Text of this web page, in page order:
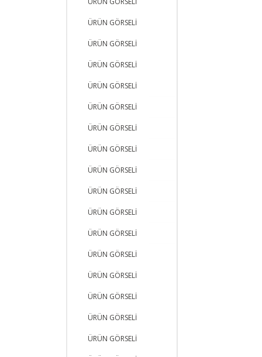
ÜRÜN GÖRSELİ
ÜRÜN GÖRSELİ
ÜRÜN GÖRSELİ
ÜRÜN GÖRSELİ
ÜRÜN GÖRSELİ
ÜRÜN GÖRSELİ
ÜRÜN GÖRSELİ
ÜRÜN GÖRSELİ
ÜRÜN GÖRSELİ
ÜRÜN GÖRSELİ
ÜRÜN GÖRSELİ
ÜRÜN GÖRSELİ
ÜRÜN GÖRSELİ
ÜRÜN GÖRSELİ
ÜRÜN GÖRSELİ
ÜRÜN GÖRSELİ